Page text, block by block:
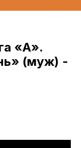
«А».
(муж) -